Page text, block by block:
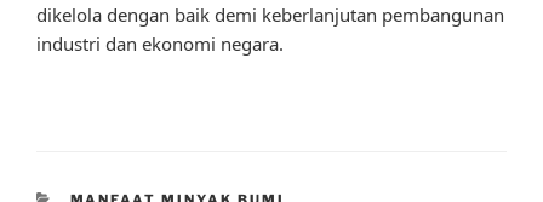
dikelola dengan baik demi keberlanjutan pembangunan
industri dan ekonomi negara.
CATEGORIES